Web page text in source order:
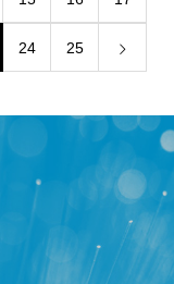
24 25